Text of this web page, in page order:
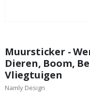
het
begin
van
de
Muursticker -
Dieren, Boom,
Vliegtuigen
Namly Design